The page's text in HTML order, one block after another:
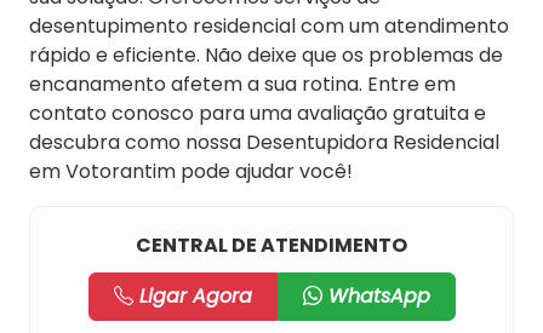
desentupimento residencial com um atendimento
rápido e eficiente. Não deixe que os problemas de
encanamento afetem a sua rotina. Entre em
contato conosco para uma avaliação gratuita e
descubra como nossa Desentupidora Residencial
em Votorantim pode ajudar você!
CENTRAL DE ATENDIMENTO
Ligar Agora
WhatsApp